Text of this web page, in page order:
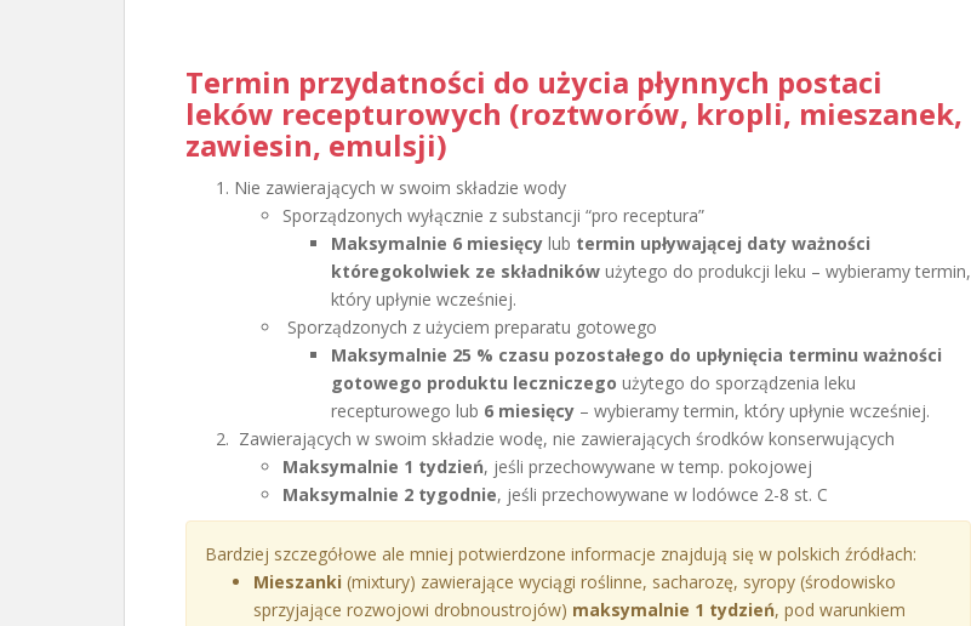
Termin przydatności do użycia płynnych postaci
leków recepturowych (roztworów, kropli, mieszanek,
zawiesin, emulsji)
Nie zawierających w swoim składzie wody
Sporządzonych wyłącznie z substancji “pro receptura”
Maksymalnie 6 miesięcy lub termin upływającej daty ważności
któregokolwiek ze składników użytego do produkcji leku – wybieramy termin,
który upłynie wcześniej.
Sporządzonych z użyciem preparatu gotowego
Maksymalnie 25 % czasu pozostałego do upłynięcia terminu ważności
gotowego produktu leczniczego użytego do sporządzenia leku
recepturowego lub 6 miesięcy – wybieramy termin, który upłynie wcześniej.
Zawierających w swoim składzie wodę, nie zawierających środków konserwujących
Maksymalnie 1 tydzień, jeśli przechowywane w temp. pokojowej
Maksymalnie 2 tygodnie, jeśli przechowywane w lodówce 2-8 st. C
Bardziej szczegółowe ale mniej potwierdzone informacje znajdują się w polskich źródłach:
Mieszanki (mixtury) zawierające wyciągi roślinne, sacharozę, syropy (środowisko
sprzyjające rozwojowi drobnoustrojów) maksymalnie 1 tydzień, pod warunkiem